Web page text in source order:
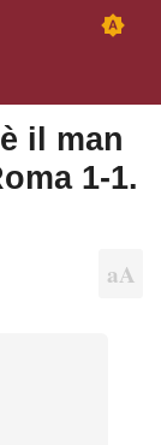
il man
1-1.